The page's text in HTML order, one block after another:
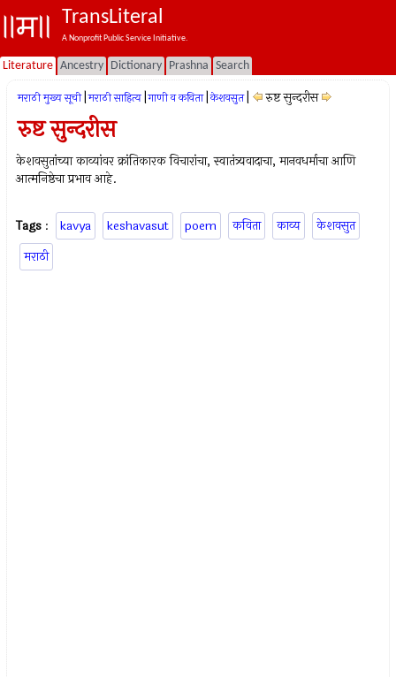
TransLiteral
A Nonprofit Public Service Initiative.
Literature Ancestry Dictionary Prashna Search
मराठी मुख्य सूची मराठी साहित्य गाणी व कविता केशवसुत रुष्ट सुन्दरीस
रुष्ट सुन्दरीस
केशवसुतांच्या काव्यांवर क्रांतिकारक विचारांचा, स्वातंत्र्यवादाचा, मानवधर्माचा आणि
आत्मनिष्ठेचा प्रभाव आहे.
Tags : kavya keshavasut poem कविता काव्य
केशवसुत
मराठी